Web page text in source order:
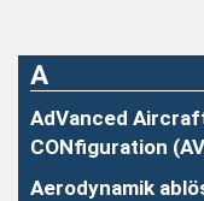
A
AdVanced
CONfiguration
Aerodynamik